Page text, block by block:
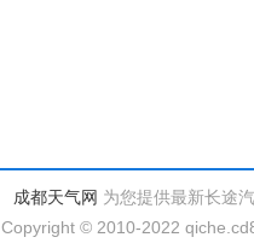
成都天气网 为您提供最新长途
Copyright © 2010-2022